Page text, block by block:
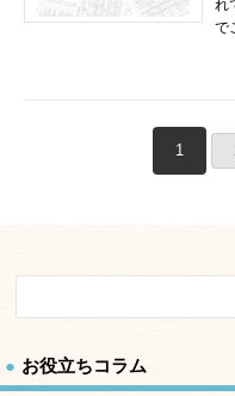
れ
で
1
お役立ちコラム